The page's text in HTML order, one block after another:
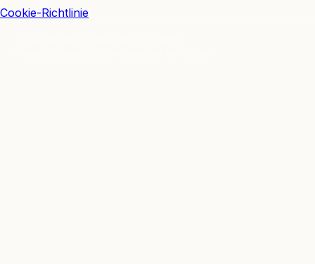
Cookie-Richtlinie